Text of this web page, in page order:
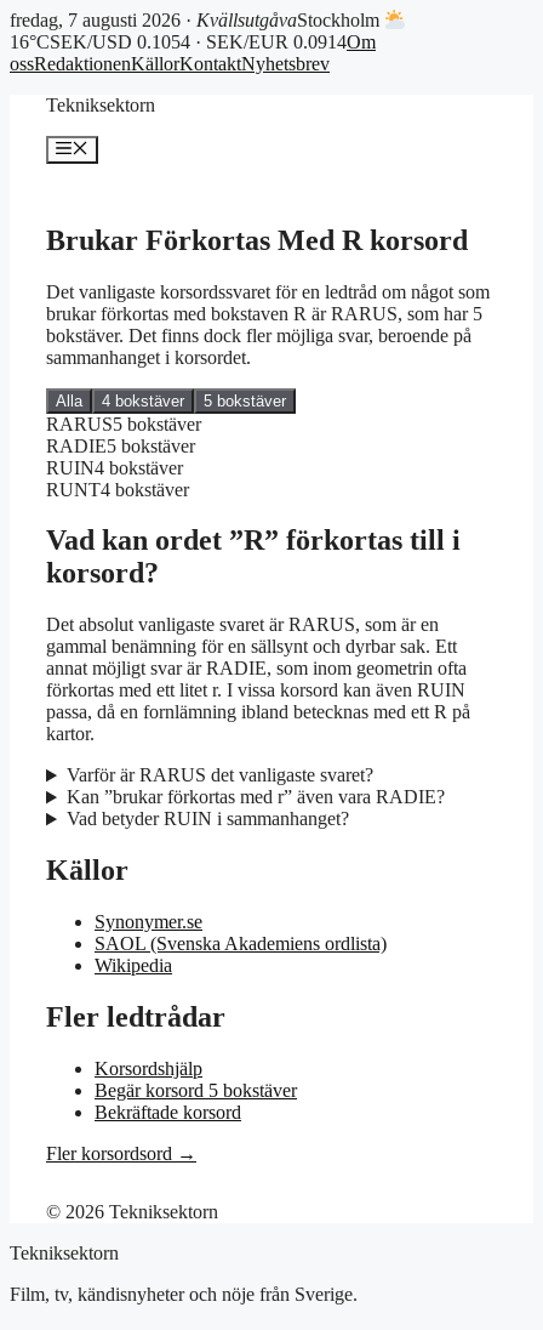
fredag, 7 augusti 2026 · KvällsutgåvaStockholm
16°CSEK/USD 0.1054 · SEK/EUR 0.0914Om
ossRedaktionenKällorKontaktNyhetsbrev
Tekniksektorn
Meny
Brukar Förkortas Med R korsord
Det vanligaste korsordssvaret för en ledtråd om något som
brukar förkortas med bokstaven R är RARUS, som har 5
bokstäver. Det finns dock fler möjliga svar, beroende på
sammanhanget i korsordet.
Alla 4 bokstäver 5 bokstäver
RARUS5 bokstäver
RADIE5 bokstäver
RUIN4 bokstäver
RUNT4 bokstäver
Vad kan ordet ”R” förkortas till i
korsord?
Det absolut vanligaste svaret är RARUS, som är en
gammal benämning för en sällsynt och dyrbar sak. Ett
annat möjligt svar är RADIE, som inom geometrin ofta
förkortas med ett litet r. I vissa korsord kan även RUIN
passa, då en fornlämning ibland betecknas med ett R på
kartor.
Varför är RARUS det vanligaste svaret?
Kan ”brukar förkortas med r” även vara RADIE?
Vad betyder RUIN i sammanhanget?
Källor
Synonymer.se
SAOL (Svenska Akademiens ordlista)
Wikipedia
Fler ledtrådar
Korsordshjälp
Begär korsord 5 bokstäver
Bekräftade korsord
Fler korsordsord →
© 2026 Tekniksektorn
Tekniksektorn
Film, tv, kändisnyheter och nöje från Sverige.